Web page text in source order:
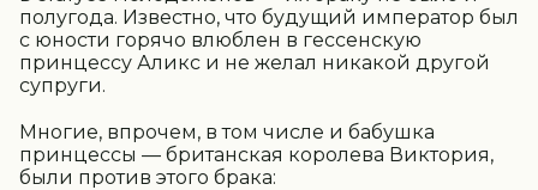
полугода. Известно, что будущий император был
с юности горячо влюблен в гессенскую
принцессу Аликс и не желал никакой другой
супруги.
Многие, впрочем, в том числе и бабушка
принцессы — британская королева Виктория,
были против этого брака: